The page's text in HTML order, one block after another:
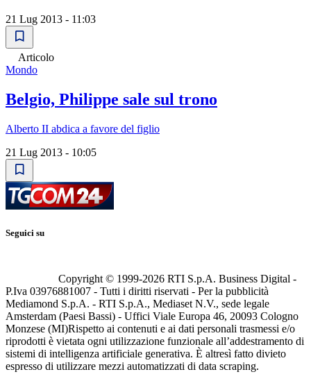
21 Lug 2013 - 11:03
Articolo
Mondo
Belgio, Philippe sale sul trono
Alberto II abdica a favore del figlio
21 Lug 2013 - 10:05
Seguici su
Copyright © 1999-2026 RTI S.p.A. Business Digital -
P.Iva 03976881007 - Tutti i diritti riservati - Per la pubblicità
Mediamond S.p.A. - RTI S.p.A., Mediaset N.V., sede legale
Amsterdam (Paesi Bassi) - Uffici Viale Europa 46, 20093 Cologno
Monzese (MI)Rispetto ai contenuti e ai dati personali trasmessi e/o
riprodotti è vietata ogni utilizzazione funzionale all’addestramento di
sistemi di intelligenza artificiale generativa. È altresì fatto divieto
espresso di utilizzare mezzi automatizzati di data scraping.